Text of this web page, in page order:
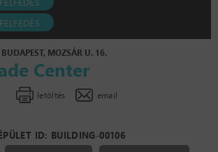
FELFEDÉS
MOZSÁR U. 16.
Center
letöltés email
ID: BUILDING-00106